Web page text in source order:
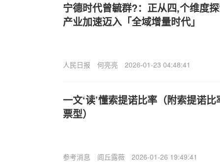
宁德时代曾毓群?：正从四,个维度
产业加速迈入「全域增量时代」
人民日报 何亮亮 2026-01-23 04:48:41
一文‘读’懂索提诺比率（附索提诺
票型）
参考消息 闾丘露薇 2026-01-26 19:49:41